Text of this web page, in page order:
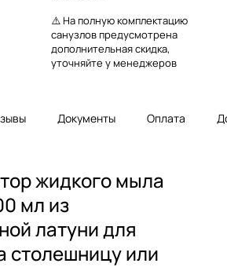
⚠️ На полную комплектацию
санузлов предусмотрена
дополнительная скидка,
уточняйте у менеджеров
Документы Оплата
жидкого мыла
мл из
латуни для
столешницу или